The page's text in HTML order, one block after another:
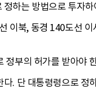
하는 방법으로 투자
이북, 동경 140도선
부의 허가를 받아
. 단 대통령령으로